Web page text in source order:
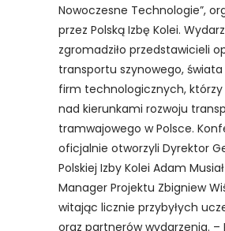
Nowoczesne Technologie”,
przez Polską Izbę Kolei.
zgromadziło przedstawicieli
transportu szynowego, świata
firm technologicznych,
nad kierunkami rozwoju
tramwajowego w Polsce.
oficjalnie otworzyli Dyrektor
Polskiej Izby Kolei Adam
Manager Projektu Zbigniew
witając licznie przybyłych
oraz partnerów wydarzenia. –